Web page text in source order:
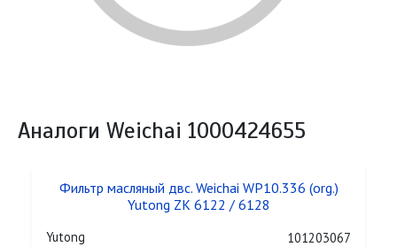
Аналоги Weichai 1000424655
Фильтр масляный двс. Weichai WP10.336 (org.)
Yutong ZK 6122 / 6128
Yutong 101203067